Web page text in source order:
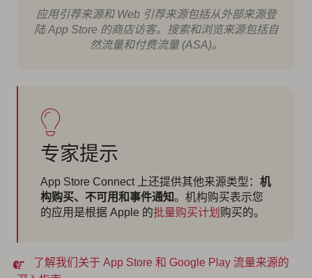
应用引荐来源和 Web 引荐来源包括从外部来源登
陆 App Store 的商店访客。搜索和浏览来源包括自
然流量和付费流量 (ASA)。
专家提示
App Store Connect 上还提供其他来源类型： 机
构购买、不可用和事件通知。机构购买表示您
的应用是根据 Apple 的批量购买计划 购买的。
了解我们关于 App Store 和 Google Play 流量来源的